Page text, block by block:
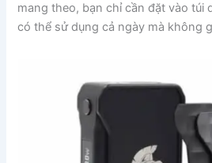
mang theo, bạn chỉ cần đặt vào túi
có thể sử dụng cả ngày mà không